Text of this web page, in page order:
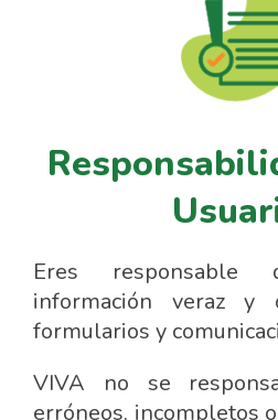
Eres responsable
información veraz y
formularios y
VIVA no se
erróneos, incompletos